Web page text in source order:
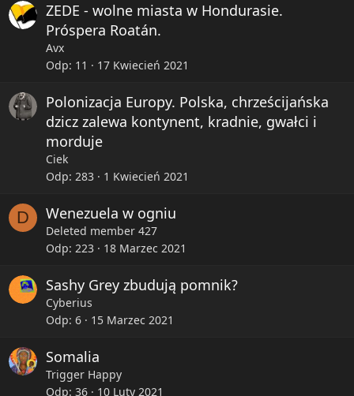
ZEDE - wolne miasta w Hondurasie.
Próspera Roatán.
Avx
Odp 11 17 Kwiecień 2021
Polonizacja Europy. Polska, chrześcijańska
dzicz zalewa kontynent, kradnie, gwałci i
morduje
Ciek
Odp 283 1 Kwiecień 2021
D Wenezuela w ogniu
Deleted member 427
Odp 223 18 Marzec 2021
Sashy Grey zbudują pomnik?
Cyberius
Odp 6 15 Marzec 2021
Somalia
Trigger Happy
Odp 36 10 Luty 2021